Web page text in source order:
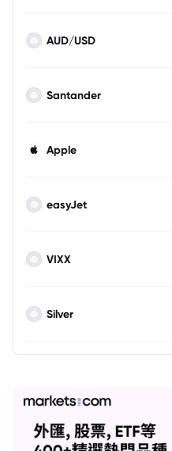
AUD/USD
Santander
Apple
easyJet
VIXX
Silver